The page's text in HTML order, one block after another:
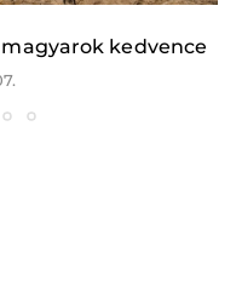
kedvence